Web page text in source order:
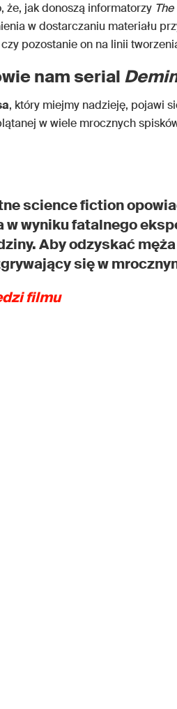
że, jak donoszą informatorzy
w dostarczaniu materiału
pozostanie on na linii
nam serial
, który miejmy nadzieję, pojawi
w wiele mrocznych
science fiction
w wyniku fatalnego
Aby odzyskać
się w
filmu